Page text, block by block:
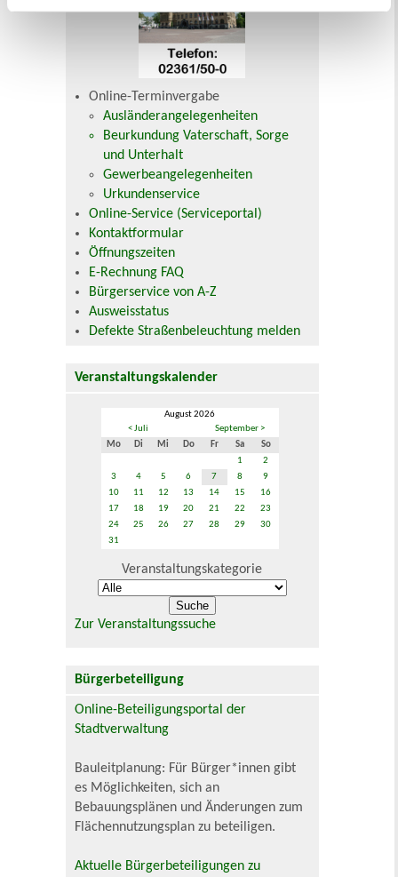
Online-Terminvergabe
Ausländerangelegenheiten
Beurkundung Vaterschaft, Sorge
und Unterhalt
Gewerbeangelegenheiten
Urkundenservice
Online-Service (Serviceportal)
Kontaktformular
Öffnungszeiten
E-Rechnung FAQ
Bürgerservice von A-Z
Ausweisstatus
Defekte Straßenbeleuchtung melden
Veranstaltungskalender
August 2026
< Juli
September >
Mo
Di Mi Do Fr Sa
So
1
2
3
4 5 6 7 8
9
10
11 12 13 14 15
16
17
18 19 20 21 22
23
24
25 26 27 28 29
30
31
Veranstaltungskategorie
Zur Veranstaltungssuche
Bürgerbeteiligung
Online-Beteiligungsportal der
Stadtverwaltung
Bauleitplanung: Für Bürger*innen gibt
es Möglichkeiten, sich an
Bebauungsplänen und Änderungen zum
Flächennutzungsplan zu beteiligen.
Aktuelle Bürgerbeteiligungen zu